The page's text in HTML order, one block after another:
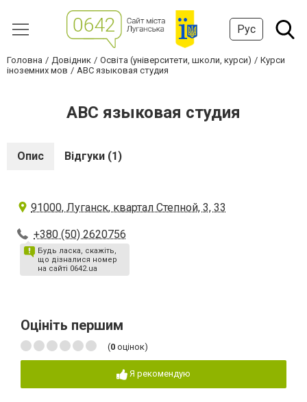
Рус
Головна Довідник Освіта (університети, школи, курси)
Курси
іноземних мов
ABC языковая студия
ABC языковая студия
Опис Відгуки (1)
91000, Луганск, квартал Степной, 3, 33
+380 (50) 2620756
Будь ласка, скажіть,
що дізналися номер
на сайті 0642.ua
Оцініть першим
(0 оцінок)
Я рекомендую